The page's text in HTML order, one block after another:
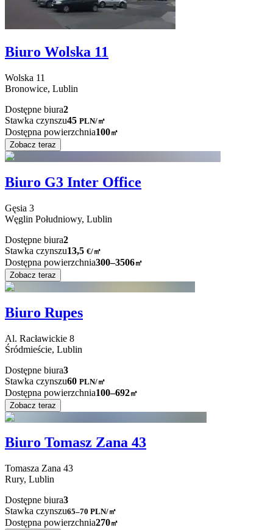
Biuro Wolska 11
Wolska 11
Bronowice, Lublin
Dostępne biura2
Stawka czynszu45 PLN/㎡
Dostępna powierzchnia100㎡
Zobacz teraz
Biuro G3 Inter Office
Gęsia 3
Węglin Południowy, Lublin
Dostępne biura2
Stawka czynszu13,5 €/㎡
Dostępna powierzchnia300–3506㎡
Zobacz teraz
Biuro Rupes
Al. Racławickie 8
Śródmieście, Lublin
Dostępne biura3
Stawka czynszu60 PLN/㎡
Dostępna powierzchnia100–692㎡
Zobacz teraz
Biuro Tomasz Zana 43
Tomasza Zana 43
Rury, Lublin
Dostępne biura3
Stawka czynszu65–70 PLN/㎡
Dostępna powierzchnia270㎡